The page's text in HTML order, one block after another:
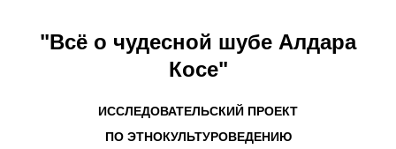
"Всё о чудесной шубе Алдара
Косе"
ИССЛЕДОВАТЕЛЬСКИЙ ПРОЕКТ
ПО ЭТНОКУЛЬТУРОВЕДЕНИЮ